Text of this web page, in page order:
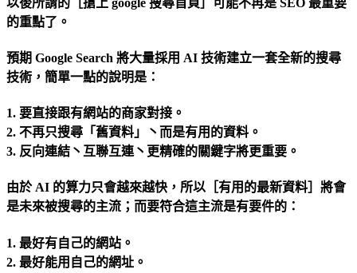
的重點了。
預期 Google Search 將大量採用 AI 技術建立一套全新的搜尋
技術，簡單一點的說明是：
1. 要直接跟有網站的商家對接。
2. 不再只搜尋「舊資料」丶而是有用的資料。
3. 反向連結丶互聯互連丶更精確的關鍵字將更重要。
由於 AI 的算力只會越來越快，所以［有用的最新資料］將會
是未來被搜尋的主流；而要符合這主流是有要件的：
1. 最好有自己的網站。
2. 最好能用自己的網址。